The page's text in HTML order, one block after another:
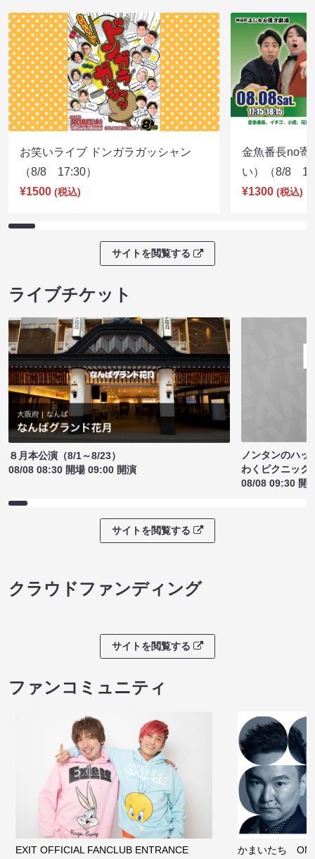
お笑いライブ ドンガラガッシャン
（8/8 17:30）
¥1500 (税込)
金魚番長no寄
い）（8/8
¥1300 (税込)
サイトを閲覧する
ライブチケット
８月本公演（8/1～8/23）
08/08 08:30 開場 09:00 開演
ノンタンのハッ
わくピクニック
08/08 09:30 開
サイトを閲覧する
クラウドファンディング
サイトを閲覧する
ファンコミュニティ
EXIT OFFICIAL FANCLUB ENTRANCE かまいたち